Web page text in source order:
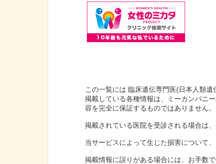
この一覧には 臨床遺伝専門医(日本人類遺
掲載している各種情報は、ミーカンパニ
容を完全に保証するものではありません。
掲載されている医院を受診される場合は
当サービスによって生じた損害について
掲載情報に誤りがある場合には、お手数で